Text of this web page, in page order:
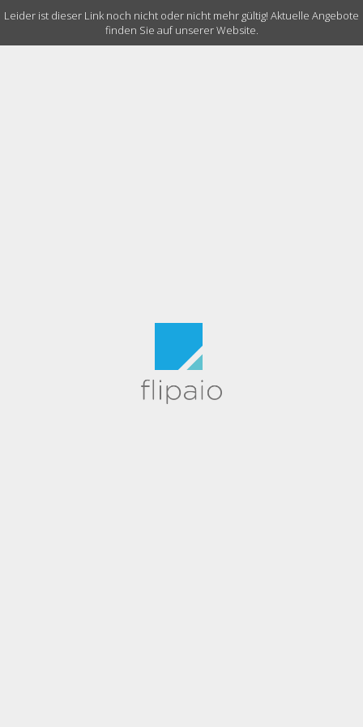
Leider ist dieser Link noch nicht oder nicht mehr gültig! Aktuelle Angebote
finden Sie auf unserer Website.